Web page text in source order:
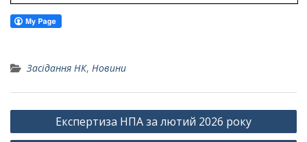
Засідання НК, Новини
Навігація
записів
Експертиза НПА за лютий 2026 року